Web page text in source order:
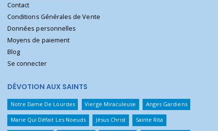
Contact
Conditions Générales de Vente
Données personnelles
Moyens de paiement
Blog
Se connecter
DÉVOTION AUX SAINTS
Notre Dame De Lourdes Vierge Miraculeuse Anges Gardiens
Marie Qui Défait Les Noeuds Jésus Christ Sainte Rita